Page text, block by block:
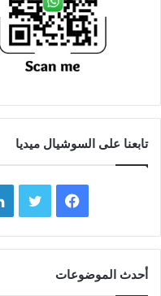
تابعنا على السوشيال ميديا
فيسبوك تويتر
أحدث الموضوعات